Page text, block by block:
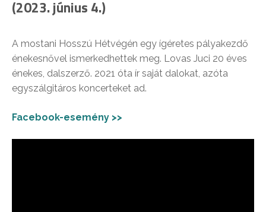
(2023. június 4.)
A mostani Hosszú Hétvégén egy ígéretes pályakezdő
énekesnővel ismerkedhettek meg. Lovas Juci 20 éves
énekes, dalszerző. 2021 óta ír saját dalokat, azóta
egyszálgitáros koncerteket ad.
Facebook-esemény >>